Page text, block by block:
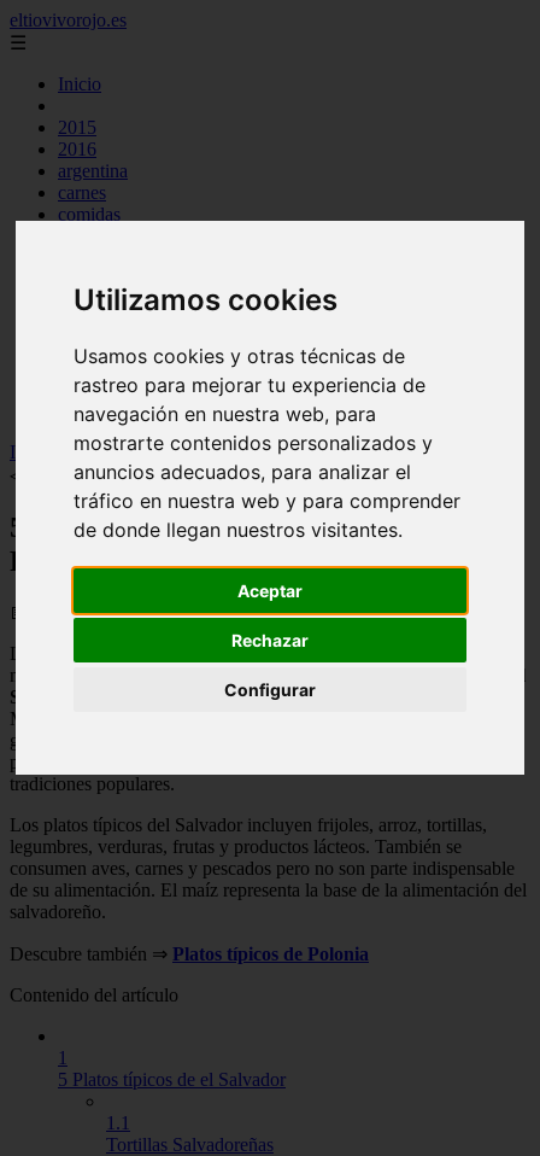
Utilizamos cookies
Usamos cookies y otras técnicas de
rastreo para mejorar tu experiencia de
navegación en nuestra web, para
mostrarte contenidos personalizados y
anuncios adecuados, para analizar el
tráfico en nuestra web y para comprender
de donde llegan nuestros visitantes.
Aceptar
Rechazar
Configurar
eltiovivorojo.es
☰
Inicio
2015
2016
argentina
carnes
comidas
otros
producto
reposteria
venezuela
verduras
Inicio recetas > 5 Comidas típicas de El Salvador ▷ + RECETAS
◁
5 Comidas típicas de El Salvador ▷ +
RECETAS ◁
📅 02/09/2025
La comida es un elemento importante para cualquier sociedad en el
mundo, tanto como su idioma o su música.
Salvador están ligadas a su historia, su folklore y sus costumbres.
Muchas de sus recetas se han transmitido de generación en
generación, como símbolo de su identidad y la mayoría son
preparadas en épocas específicas del año para cumplir con
tradiciones populares.
Los platos típicos del Salvador incluyen frijoles, arroz, tortillas,
legumbres, verduras, frutas y productos lácteos. También se
consumen aves, carnes y pescados pero no son parte indispensable
de su alimentación. El maíz representa la base de la alimentación del
salvadoreño.
Descubre también ⇒ Platos típicos de Polonia
Contenido del artículo
1
5 Platos típicos de el Salvador
1.1
Tortillas Salvadoreñas